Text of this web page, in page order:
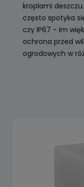
kroplami
często spotyka
czy IP67 - im
ochrona przed
ogrodowych w